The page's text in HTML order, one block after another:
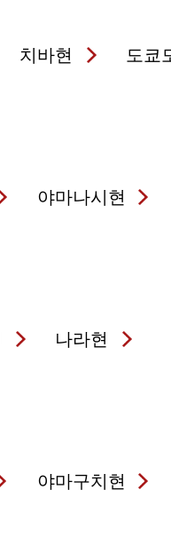
치바현
도쿄
야마나시현
나라현
야마구치현